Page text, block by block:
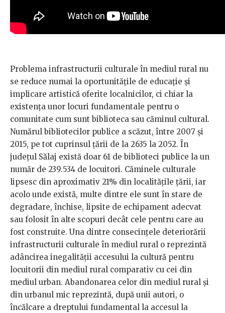
Problema infrastructurii culturale în mediul rural nu
se reduce numai la oportunitățile de educație și
implicare artistică oferite localnicilor, ci chiar la
existența unor locuri fundamentale pentru o
comunitate cum sunt biblioteca sau căminul cultural.
Numărul bibliotecilor publice a scăzut, între 2007 și
2015, pe tot cuprinsul țării de la 2635 la 2052. În
județul Sălaj există doar 61 de biblioteci publice la un
număr de 239.534 de locuitori. Căminele culturale
lipsesc din aproximativ 21% din localitățile țării, iar
acolo unde există, multe dintre ele sunt în stare de
degradare, închise, lipsite de echipament adecvat
sau folosit în alte scopuri decât cele pentru care au
fost construite. Una dintre consecințele deteriorării
infrastructurii culturale în mediul rural o reprezintă
adâncirea inegalității accesului la cultură pentru
locuitorii din mediul rural comparativ cu cei din
mediul urban. Abandonarea celor din mediul rural și
din urbanul mic reprezintă, după unii autori, o
încălcare a dreptului fundamental la accesul la